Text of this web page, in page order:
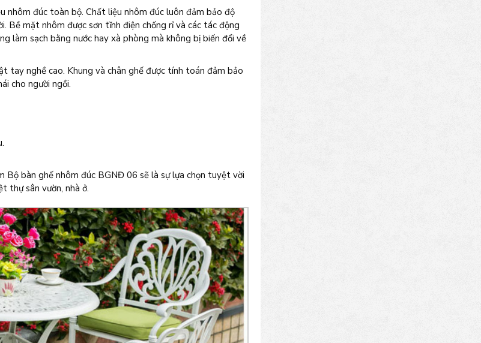
nhôm đúc toàn bộ. Chất liệu nhôm đúc luôn đảm bảo độ
Bề mặt nhôm được sơn tĩnh điện chống rỉ và các tác động
làm sạch bằng nước hay xà phòng mà không bị biến đổi về
tay nghề cao. Khung và chân ghế được tính toán đảm bảo
cho người ngồi.
Bộ bàn ghế nhôm đúc BGNĐ 06 sẽ là sự lựa chọn tuyệt vời
thự sân vườn, nhà ở.